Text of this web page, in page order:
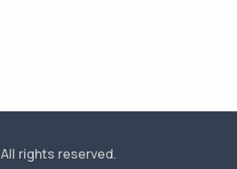
All rights reserved.